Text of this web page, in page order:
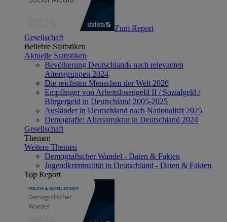
Zum Report
Gesellschaft
Beliebte Statistiken
Aktuelle Statistiken
Bevölkerung Deutschlands nach relevanten
Altersgruppen 2024
Die reichsten Menschen der Welt 2026
Empfänger von Arbeitslosengeld II / Sozialgeld /
Bürgergeld in Deutschland 2005-2025
Ausländer in Deutschland nach Nationalität 2025
Demografie: Altersstruktur in Deutschland 2024
Gesellschaft
Themen
Weitere Themen
Demografischer Wandel - Daten & Fakten
Jugendkriminalität in Deutschland - Daten & Fakten
Top Report